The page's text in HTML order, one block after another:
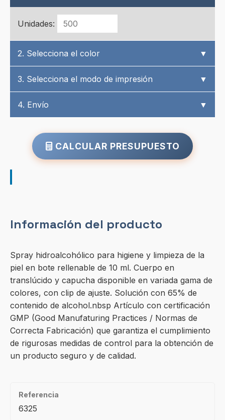
Unidades:
2. Selecciona el color ▼
3. Selecciona el modo de impresión ▼
4. Envío ▼
CALCULAR PRESUPUESTO
Información del producto
Spray hidroalcohólico para higiene y limpieza de la
piel en bote rellenable de 10 ml. Cuerpo en
translúcido y capucha disponible en variada gama de
colores, con clip de ajuste. Solución con 65% de
contenido de alcohol.nbsp Artículo con certificación
GMP (Good Manufaturing Practices / Normas de
Correcta Fabricación) que garantiza el cumplimiento
de rigurosas medidas de control para la obtención de
un producto seguro y de calidad.
Referencia
6325